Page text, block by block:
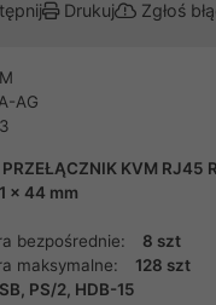
Drukuj Zgłoś
AG
PRZEŁĄCZNIK KVM RJ45
x 44 mm
bezpośrednie:
8 szt
maksymalne:
128 szt
PS/2, HDB-15